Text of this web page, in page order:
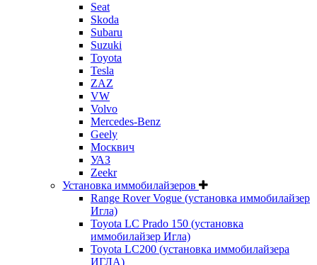
Seat
Skoda
Subaru
Suzuki
Toyota
Tesla
ZAZ
VW
Volvo
Mercedes-Benz
Geely
Москвич
УАЗ
Zeekr
Установка иммобилайзеров
Range Rover Vogue (установка иммобилайзер
Игла)
Toyota LC Prado 150 (установка
иммобилайзер Игла)
Toyota LC200 (установка иммобилайзера
ИГЛА)